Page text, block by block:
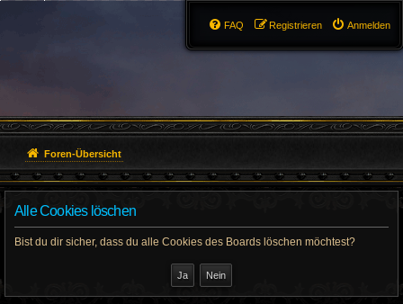
Anmelden
Registrieren
FAQ
Foren-Übersicht
Alle Cookies löschen
Bist du dir sicher, dass du alle Cookies des Boards löschen möchtest?